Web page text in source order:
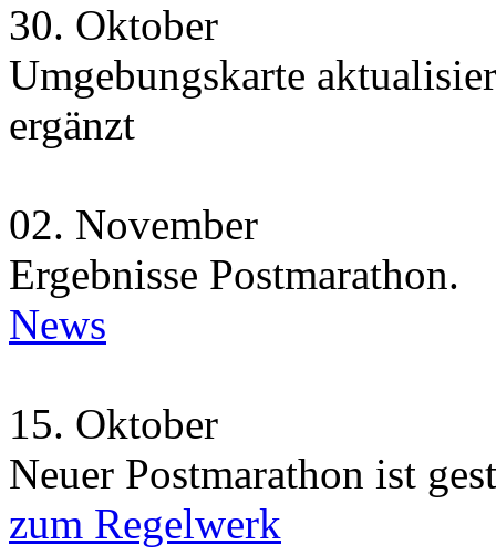
30. Oktober
Umgebungskarte
ergänzt
02. November
Ergebnisse Postmarathon.
News
15. Oktober
Neuer Postmarathon ist
zum Regelwerk